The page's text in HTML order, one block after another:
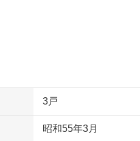
3戸
昭和55年3月